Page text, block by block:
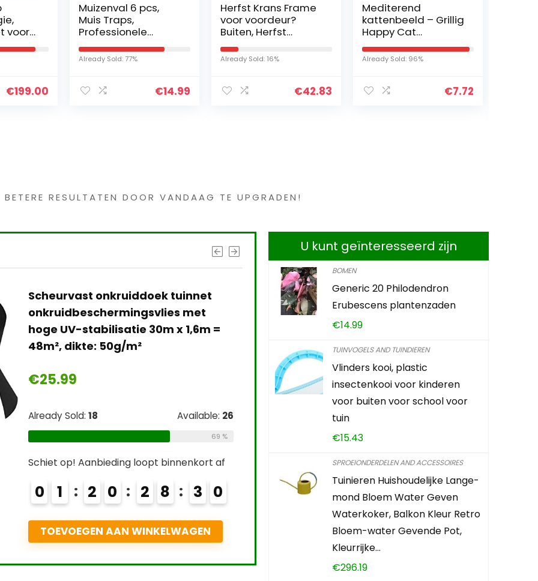
voor
dag
€199.00
Muizenval 6 pcs,
Muis Traps,
Professionele
Muizenval,
Herbruikbare
Muizenval, Mouse ​
die Kill…
Already Sold: 77%
€14.99
Herfst Krans Frame
voor voordeur?
Buiten, Herfst
Eucalyptus Boerderij
Krans Rustieke
Herfst Kransen voor
Already Sold: 16%
€42.83
Mediterend
kattenbeeld – Grillig
Happy Cat
Boeddha, Kat
Boeddha Meditatie
Yoga Kat
Relaxed Pose…
Already Sold: 96%
€7.72
RESULTATEN DOOR VANDAAG TE UPGRADEN!
Scheurvast onkruiddoek tuinnet
onkruidbeschermingsvlies met
hoge UV-stabilisatie 30m x 1,6m =
48m², dikte: 50g/m²
€25.99
Already Sold: 18 Available: 26
69 %
Schiet op! Aanbieding loopt binnenkort af
0 1 2 0 2 8 2 9
TOEVOEGEN AAN WINKELWAGEN
U kunt geïnteresseerd zijn
BOMEN
Generic 20 Philodendron
Erubescens plantenzaden
€14.99
TUINVOGELS AND TUINDIEREN
Vlinders kooi, plastic
insectenkooi voor kinderen
voor buiten voor school voor
tuin
€15.43
SPROEIONDERDELEN AND ACCESSOIRES
Tuinieren Huishoudelijke Lange-
mond Bloem Water Geven
Waterkoker, Balkon Kleur Retro
Bloem-water Gevende Pot,
Kleurrijke…
€296.19